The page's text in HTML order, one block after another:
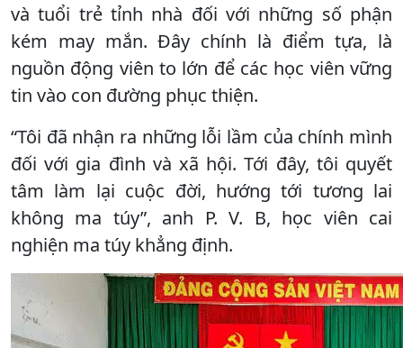
và tuổi trẻ tỉnh nhà đối với những số phận
kém may mắn. Đây chính là điểm tựa, là
nguồn động viên to lớn để các học viên vững
tin vào con đường phục thiện.
“Tôi đã nhận ra những lỗi lầm của chính mình
đối với gia đình và xã hội. Tới đây, tôi quyết
tâm làm lại cuộc đời, hướng tới tương lai
không ma túy”, anh P. V. B, học viên cai
nghiện ma túy khẳng định.